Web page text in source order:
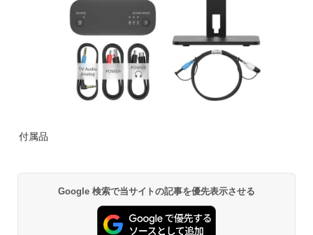
付属品
Google 検索で当サイトの記事を優先表示させる